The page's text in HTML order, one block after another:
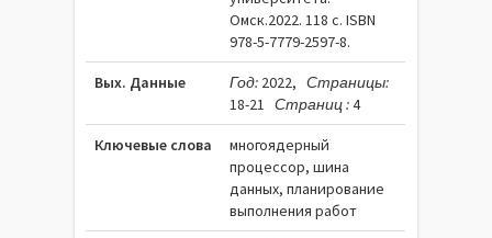
Омск.2022. 118 c. ISBN
978-5-7779-2597-8.
Вых. Данные Год: 2022, Страницы:
18-21 Страниц :4
Ключевые слова
многоядерный
процессор, шина
данных, планирование
выполнения работ